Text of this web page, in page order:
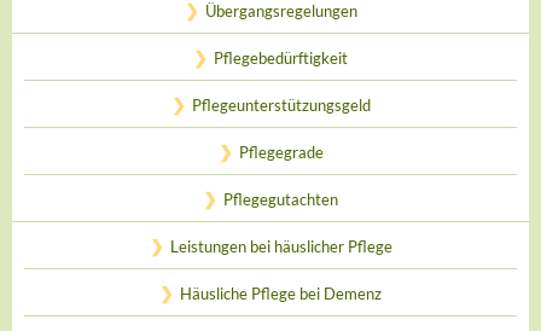
Übergangsregelungen
Pflegebedürftigkeit
Pflegeunterstützungsgeld
Pflegegrade
Pflegegutachten
Leistungen bei häuslicher Pflege
Häusliche Pflege bei Demenz